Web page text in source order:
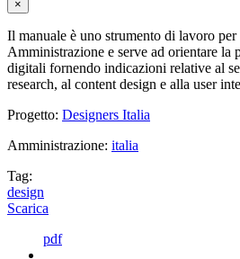
×
Il manuale è uno strumento di lavoro per
Amministrazione e serve ad orientare la
digitali fornendo indicazioni relative al
research, al content design e alla user
Progetto: Designers Italia
Amministrazione: italia
Tag:
design
Scarica
pdf